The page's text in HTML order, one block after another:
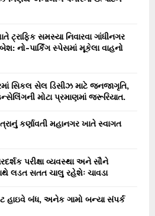
ટ્રાફિક સમસ્યા નિવારવા ગાંધીનગર
નો-પાર્કિંગ સ્પેસમાં મૂકેલા વાહનો
સિકલ સેલ ડિસીઝ માટે જનજાગૃતિ,
મોટા પ્રમાણમાં જરૂરિયાત.
કર્ણાવતી મહાનગર ખાતે સ્વાગત
પરીક્ષા વ્યવસ્થા અને સૌને
લડત સતત ચાલુ રહેશેઃ ચાવડા
હાઇવે બંધ, અનેક ગામો બન્યા સંપર્ક